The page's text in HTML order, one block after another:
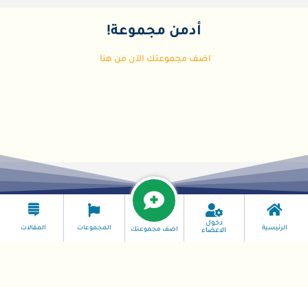
أدمن مجموعة!
اضف مجموعتك الآن من هنا
الرئيسية
دخول
الاعضاء
اضف مجموعتك المجموعات المقالات